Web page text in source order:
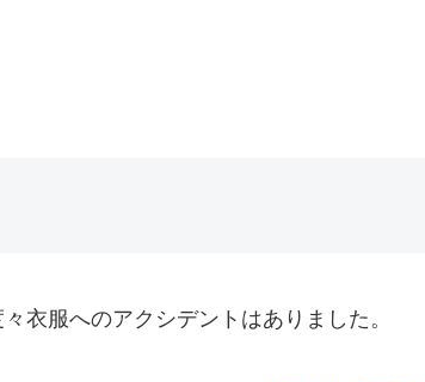
衣服へのアクシデントはありました。